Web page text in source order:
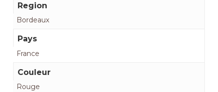
Region
Bordeaux
Pays
France
Couleur
Rouge